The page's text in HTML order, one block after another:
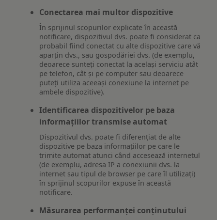
Conectarea mai multor dispozitive
În sprijinul scopurilor explicate în această
notificare, dispozitivul dvs. poate fi considerat ca
probabil fiind conectat cu alte dispozitive care vă
aparțin dvs., sau gospodăriei dvs. (de exemplu,
deoarece sunteți conectat la același serviciu atât
pe telefon, cât și pe computer sau deoarece
puteți utiliza aceeași conexiune la internet pe
ambele dispozitive).
Identificarea dispozitivelor pe baza
informațiilor transmise automat
Dispozitivul dvs. poate fi diferențiat de alte
dispozitive pe baza informațiilor pe care le
trimite automat atunci când accesează internetul
(de exemplu, adresa IP a conexiunii dvs. la
internet sau tipul de browser pe care îl utilizați)
în sprijinul scopurilor expuse în această
notificare.
Măsurarea performanței conținutului